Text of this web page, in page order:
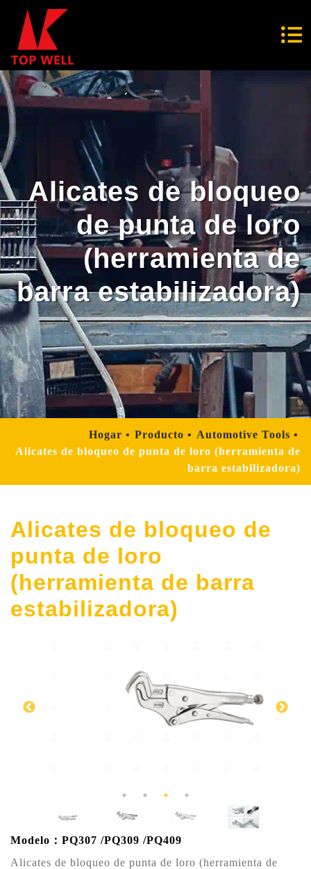
Alicates de bloqueo
de punta de loro
(herramienta de
barra estabilizadora)
Hogar Producto
Automotive Tools
Alicates de bloqueo de punta de loro (herramienta de
barra estabilizadora)
Alicates de bloqueo de
punta de loro
(herramienta de barra
estabilizadora)
Modelo：PQ307 /PQ309 /PQ409
Alicates de bloqueo de punta de loro (herramienta de